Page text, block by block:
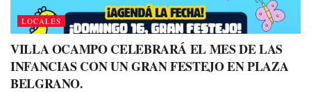
LOCALES
VILLA OCAMPO CELEBRARÁ EL MES DE LAS
INFANCIAS CON UN GRAN FESTEJO EN PLAZA
BELGRANO.